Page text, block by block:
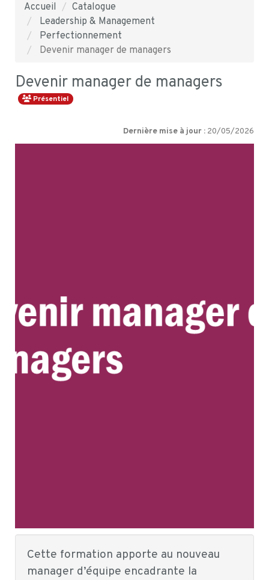
Accueil
Catalogue
Leadership & Management
Perfectionnement
Devenir manager de managers
Devenir manager de managers
Présentiel
Dernière mise à jour : 20/05/2026
Cette formation apporte au nouveau
manager d’équipe encadrante la